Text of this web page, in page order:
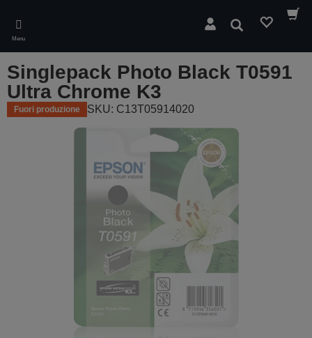
main
content
Menu
Cerca
Singlepack Photo Black T0591
Ultra Chrome K3
Fuori produzione SKU: C13T05914020